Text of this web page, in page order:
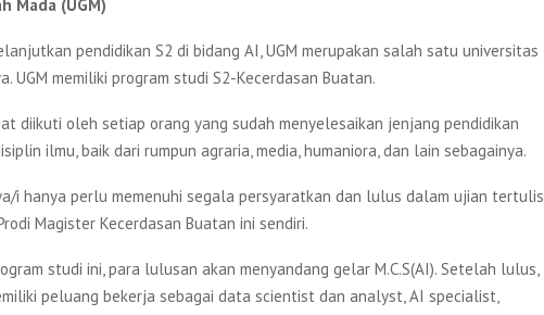
Mada (UGM)
pendidikan S2 di bidang AI, UGM merupakan salah satu universitas
UGM memiliki program studi S2-Kecerdasan Buatan.
diikuti oleh setiap orang yang sudah menyelesaikan jenjang pendidikan
ilmu, baik dari rumpun agraria, media, humaniora, dan lain sebagainya.
i hanya perlu memenuhi segala persyaratkan dan lulus dalam ujian tertulis
Magister Kecerdasan Buatan ini sendiri.
studi ini, para lulusan akan menyandang gelar M.C.S(AI). Setelah lulus,
peluang bekerja sebagai data scientist dan analyst, AI specialist,